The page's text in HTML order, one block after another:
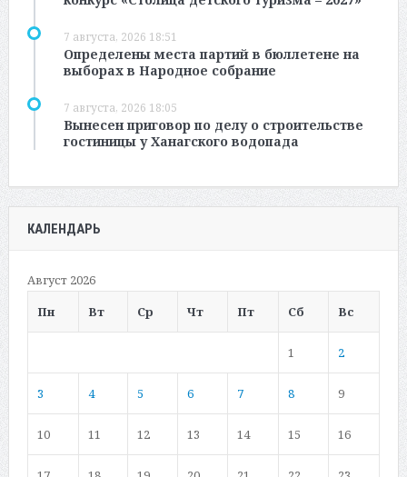
7 августа, 2026 18:51
Определены места партий в бюллетене на
выборах в Народное собрание
7 августа, 2026 18:05
Вынесен приговор по делу о строительстве
гостиницы у Ханагского водопада
КАЛЕНДАРЬ
Август 2026
Пн
Вт Ср Чт Пт Сб Вс
1 2
3 4 5 6 7 8 9
10 11 12 13 14 15 16